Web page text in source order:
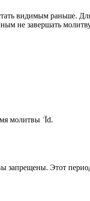
видимым раньше.
не завершать
молитвы ʿĪd.
запрещены. Этот